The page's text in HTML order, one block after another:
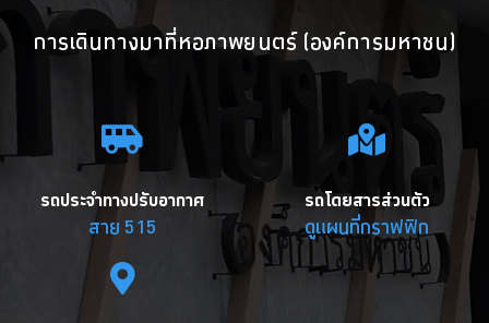
การเดินทางมาที่หอภาพยนตร์ (องค์การมหาชน)
รถประจำทางปรับอากาศ
สาย 515
รถโดยสารส่วนตัว
ดูแผนที่กราฟฟิก